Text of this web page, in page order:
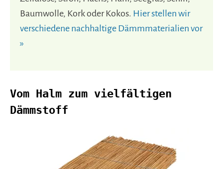
Baumwolle, Kork oder Kokos. Hier stellen wir
verschiedene nachhaltige Dämmmaterialien vor
»
Vom Halm zum vielfältigen
Dämmstoff